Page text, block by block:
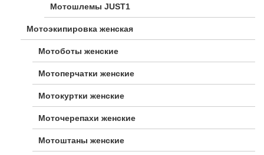
Мотошлемы JUST1
Мотоэкипировка женская
Мотоботы женские
Мотоперчатки женские
Мотокуртки женские
Моточерепахи женские
Мотоштаны женские